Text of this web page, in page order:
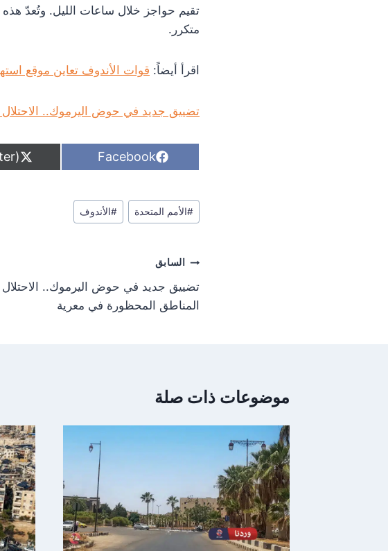
تقيم حواجز خلال ساعات الليل. وتُعدّ
متكرر.
اقرأ أيضاً: قوات الأندوف تعاين موقع
تضييق جديد في حوض اليرموك..
S
h
o
Facebook
S
h
وسوم
المقال:
#الأمم المتحدة #الأندوف
تصفّح
المقالات
السابق
تضييق جديد في حوض اليرموك..
المناطق المحظورة في معرية
موضوعات ذات صلة